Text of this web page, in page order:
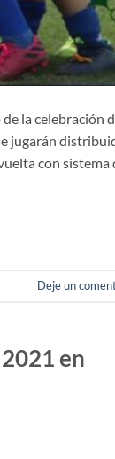
la celebración
jugarán
con sistema
Deje un
en